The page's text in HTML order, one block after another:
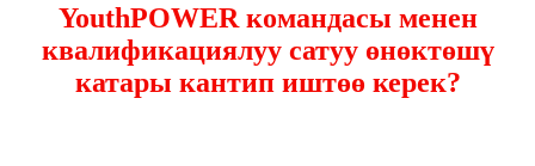
YouthPOWER командасы менен
квалификациялуу сатуу өнөктөшү
катары кантип иштөө керек?